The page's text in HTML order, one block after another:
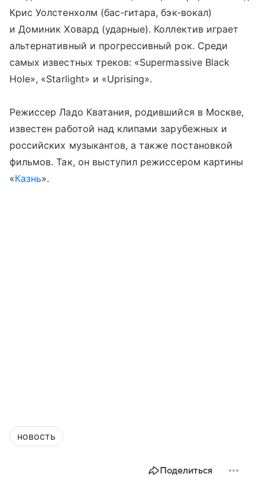
Крис Уолстенхолм (бас-гитара, бэк-вокал)
и Доминик Ховард (ударные). Коллектив играет
альтернативный и прогрессивный рок. Среди
самых известных треков: «Supermassive Black
Hole», «Starlight» и «Uprising».
Режиссер Ладо Кватания, родившийся в Москве,
известен работой над клипами зарубежных и
российских музыкантов, а также постановкой
фильмов. Так, он выступил режиссером картины
«Казнь».
новость
Поделиться